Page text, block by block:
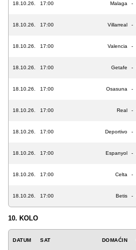
18.10.26. 17:00 Malaga -
18.10.26. 17:00 Villarreal -
18.10.26. 17:00 Valencia -
18.10.26. 17:00 Getafe -
18.10.26. 17:00 Osasuna -
18.10.26. 17:00 Real -
18.10.26. 17:00 Deportivo -
18.10.26. 17:00 Espanyol -
18.10.26. 17:00 Celta -
18.10.26. 17:00 Betis -
10. KOLO
DATUM SAT DOMAĆIN